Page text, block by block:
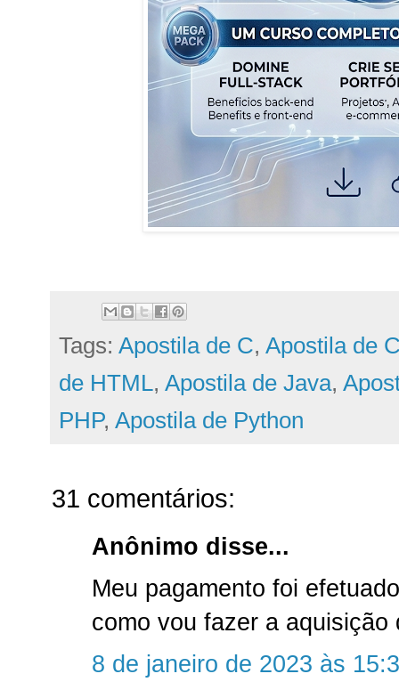
Tags: Apostila de C, Apostila de
de HTML, Apostila de Java,
PHP, Apostila de Python
31 comentários:
Anônimo disse...
Meu pagamento foi
como vou fazer a aquisição
8 de janeiro de 2023 às